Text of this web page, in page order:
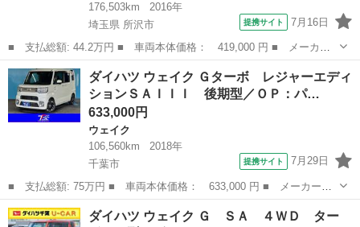
176,503km
2016年
埼玉県 所沢市
提携サイト 7月16日
■ 支払総額: 44.2万円 ■ 車両本体価格： 419,000 円 ■ メーカー
名： ダイハツ ■ 車種名： ウェイク ■ グレード名： Ｇターボ
ＳＡＩＩ ４ＷＤ ＥＴＣ 両側電動スライドドア ナビ ＴＶ ク
リアランスソ...
埼玉 所沢市 ウェイク
ダイハツ ウェイク Ｇターボ レジャーエディ
ションＳＡＩＩＩ 後期型／ＯＰ：パ…
633,000円
ウェイク
106,560km
2018年
千葉市
提携サイト 7月29日
■ 支払総額: 75万円 ■ 車両本体価格： 633,000 円 ■ メーカー
名： ダイハツ ■ 車種名： ウェイク ■ グレード名： Ｇター
ボ レジャーエディションＳＡＩＩＩ 後期型／ＯＰ：パノラマモニ
千葉 千葉市 ウェイク
ダイハツ ウェイク Ｇ ＳＡ ４ＷＤ ター